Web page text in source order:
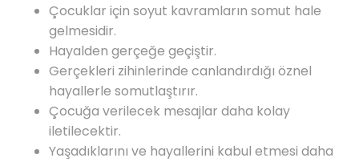
Çocuklar için soyut kavramların somut hale
gelmesidir.
Hayalden gerçeğe geçiştir.
Gerçekleri zihinlerinde canlandırdığı öznel
hayallerle somutlaştırır.
Çocuğa verilecek mesajlar daha kolay
iletilecektir.
Yaşadıklarını ve hayallerini kabul etmesi daha